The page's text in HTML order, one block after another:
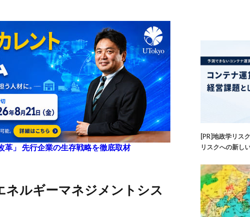
革」 先行企業の生存戦略を徹底取材
[PR]地政学リス
リスクへの新し